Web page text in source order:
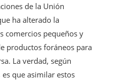
de la Unión
ha alterado la
comercios pequeños y
productos foráneos para
La verdad, según
que asimilar estos